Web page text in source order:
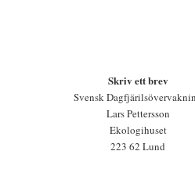
Skriv ett brev
Svensk
Lars Pettersson
Ekologihuset
223 62 Lund